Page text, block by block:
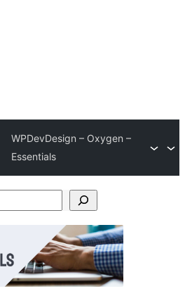
WPDevDesign – Oxygen –
Essentials